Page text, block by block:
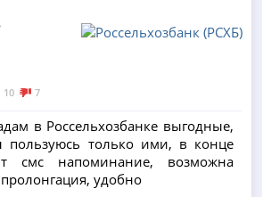
10 7
в Россельхозбанке выгодные,
пользуюсь только ими, в конце
смс напоминание, возможна
удобно